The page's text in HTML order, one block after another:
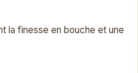
la finesse en bouche et une